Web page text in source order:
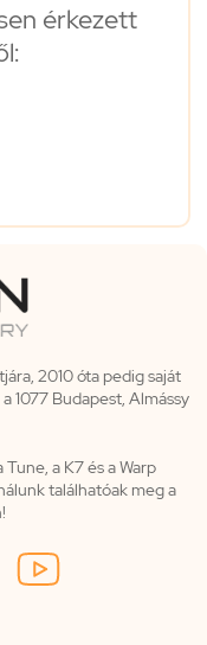
érkezett
2010 óta pedig saját
1077 Budapest, Almássy
a K7 és a Warp
találhatóak meg a